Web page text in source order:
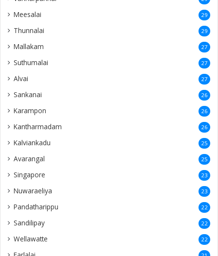
Meesalai 29
Thunnalai 29
Mallakam 27
Suthumalai 27
Alvai 27
Sankanai 26
Karampon 26
Kantharmadam 26
Kalviankadu 25
Avarangal 25
Singapore 23
Nuwaraeliya 23
Pandatharippu 22
Sandilipay 22
Wellawatte 22